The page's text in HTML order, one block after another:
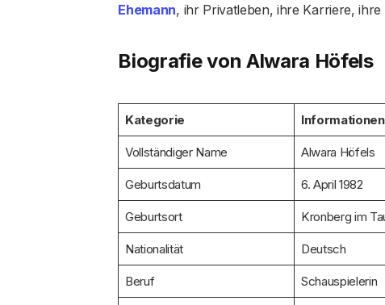
Ehemann, ihr Privatleben, ihre Karriere,
Biografie von Alwara Höfels
Kategorie Informationen
Vollständiger Name Alwara Höfels
Geburtsdatum 6. April 1982
Geburtsort Kronberg im
Nationalität Deutsch
Beruf Schauspielerin